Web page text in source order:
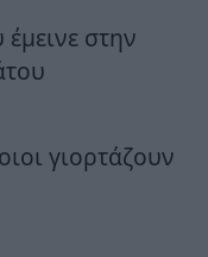
στην
γιορτάζουν